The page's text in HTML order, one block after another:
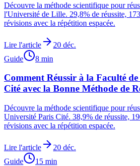
Découvre la méthode scientifique pour
l'Université de Lille. 29,8% de réussite,
révisions avec la répétition espacée.
Lire l'article
20 déc.
Guide
8 min
Comment Réussir à la Faculté
Cité avec la Bonne Méthode de
Découvre la méthode scientifique pour
Université Paris Cité. 38,9% de réussite,
révisions avec la répétition espacée.
Lire l'article
20 déc.
Guide
15 min